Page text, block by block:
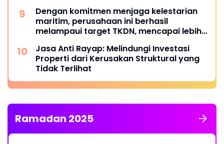
Dengan komitmen menjaga kelestarian
maritim, perusahaan ini berhasil
melampaui target TKDN, mencapai lebih
Jasa Anti Rayap: Melindungi Investasi
Properti dari Kerusakan Struktural yang
Tidak Terlihat
Ramadan 2025